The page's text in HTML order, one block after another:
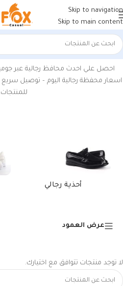
Skip to navigation
Skip to main content
الرئيسية/منتجات تحت الوسم “محفظة
احصل علي احدث محافظ رجالية عبر
اسعار محفظة رجالية اليوم – توصيل سريع
للمنتجات.
أحذية رجالي
عرض العمود
لا توجد منتجات تتوافق مع اختيارك.